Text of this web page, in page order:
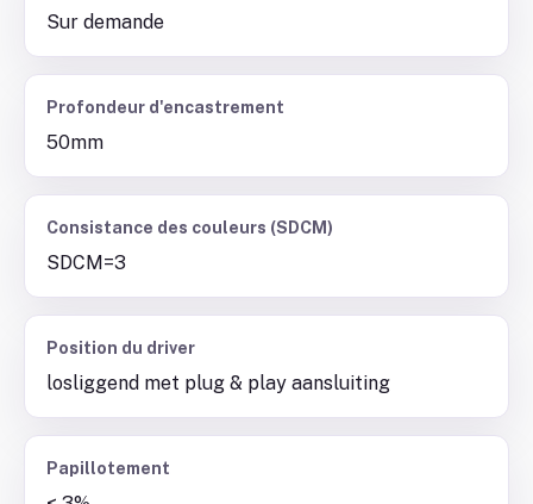
Sur demande
Profondeur d'encastrement
50mm
Consistance des couleurs (SDCM)
SDCM=3
Position du driver
losliggend met plug & play aansluiting
Papillotement